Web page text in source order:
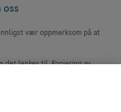
oss
vær oppmerksom på at
lenkes til. Kopiering av